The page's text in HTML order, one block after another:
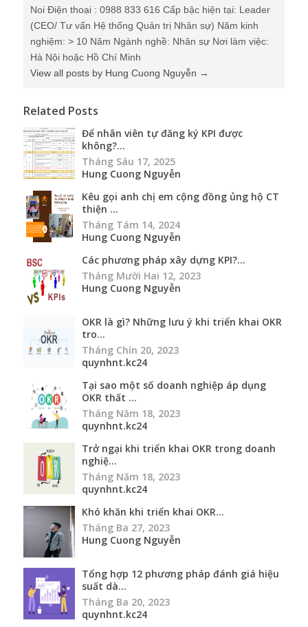
Noi Điện thoại : 0988 833 616 Cấp bậc hiện tại: Leader
(CEO/ Tư vấn Hệ thống Quản trị Nhân sự) Năm kinh
nghiệm: > 10 Năm Ngành nghề: Nhân sự Nơi làm việc:
Hà Nội hoặc Hồ Chí Minh
View all posts by Hung Cuong Nguyễn →
Related Posts
Để nhân viên tự đăng ký KPI được
không?...
Tháng Sáu 17, 2025
Hung Cuong Nguyễn
Kêu gọi anh chị em cộng đồng ủng hộ CT
thiện ...
Tháng Tám 14, 2024
Hung Cuong Nguyễn
Các phương pháp xây dựng KPI?...
Tháng Mười Hai 12, 2023
Hung Cuong Nguyễn
OKR là gì? Những lưu ý khi triển khai OKR
tro...
Tháng Chín 20, 2023
quynhnt.kc24
Tại sao một số doanh nghiệp áp dụng
OKR thất ...
Tháng Năm 18, 2023
quynhnt.kc24
Trở ngại khi triển khai OKR trong doanh
nghiệ...
Tháng Năm 18, 2023
quynhnt.kc24
Khó khăn khi triển khai OKR...
Tháng Ba 27, 2023
Hung Cuong Nguyễn
Tổng hợp 12 phương pháp đánh giá hiệu
suất dà...
Tháng Ba 20, 2023
quynhnt.kc24